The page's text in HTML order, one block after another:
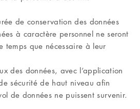
de conservation des données
à caractère personnel ne seront
temps que nécessaire à leur
des données, avec l’application
sécurité de haut niveau afin
de données ne puissent survenir.